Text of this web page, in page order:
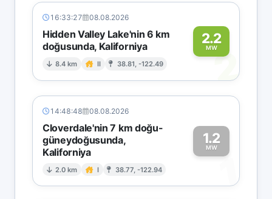
16:33:27 08.08.2026
Hidden Valley Lake'nin 6 km
doğusunda, Kaliforniya
8.4 km II 38.81, -122.49
2.2
MW
2
14:48:48 08.08.2026
Cloverdale'nin 7 km doğu-
güneydoğusunda,
Kaliforniya
2.0 km I 38.77, -122.94
1.2
MW
1